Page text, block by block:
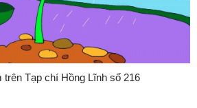
trên Tạp chí Hồng Lĩnh số 216